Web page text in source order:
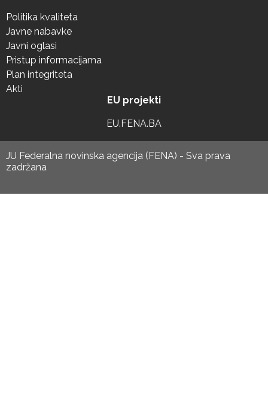
Politika kvaliteta
Javne nabavke
Javni oglasi
Pristup informacijama
Plan integriteta
Akti
EU projekti
EU.FENA.BA
JU Federalna novinska agencija (FENA) - Sva prava
zadržana